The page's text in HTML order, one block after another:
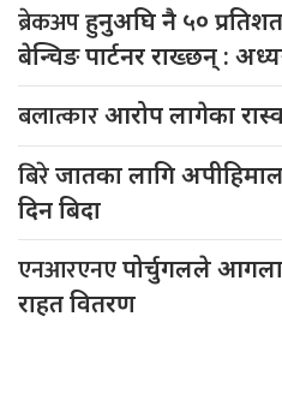
ब्रेकअपहुनुअघि नै ५०
बेन्चिङ पार्टनर राख्छन् :
बलात्कारआरोप लागेका
बिरेजातका लागि
दिन बिदा
एनआरएनएपोर्चुगलले
राहत वितरण